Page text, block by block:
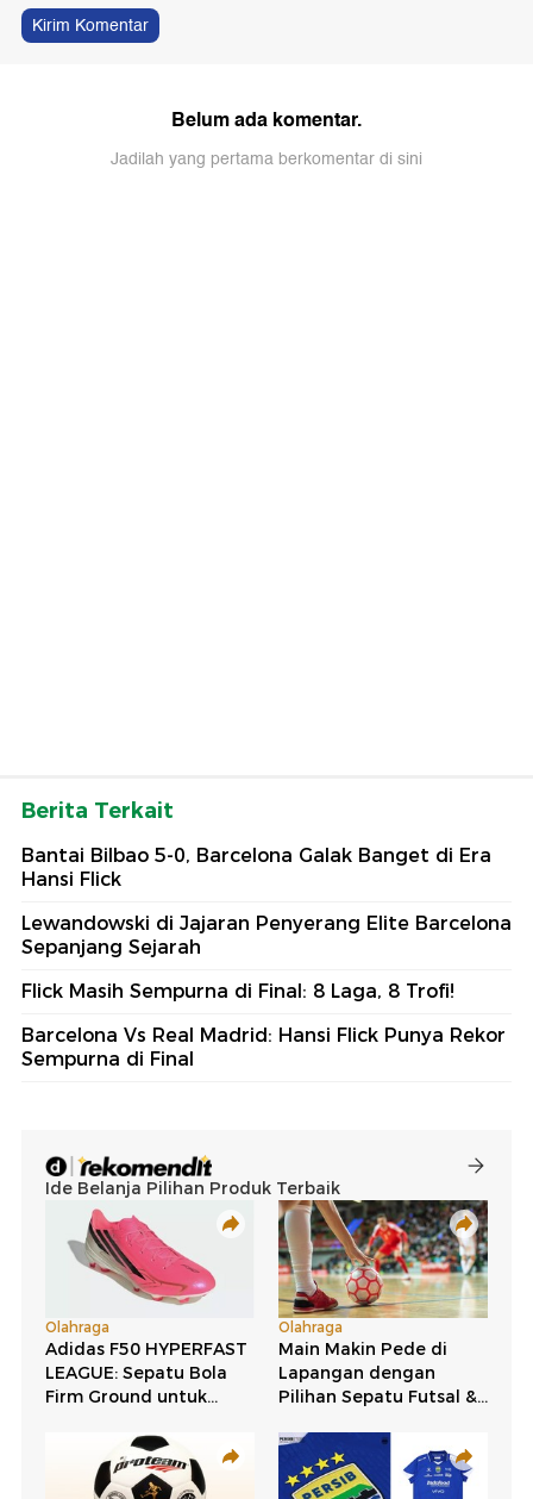
Kirim Komentar
Belum ada komentar.
Jadilah yang pertama berkomentar di sini
Berita Terkait
Bantai Bilbao 5-0, Barcelona Galak Banget di Era
Hansi Flick
Lewandowski di Jajaran Penyerang Elite Barcelona
Sepanjang Sejarah
Flick Masih Sempurna di Final: 8 Laga, 8 Trofi!
Barcelona Vs Real Madrid: Hansi Flick Punya Rekor
Sempurna di Final